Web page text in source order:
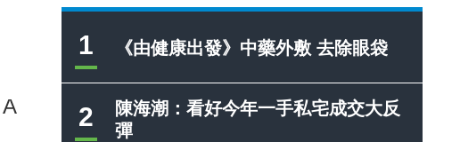
1 《由健康出發》中藥外敷 去除眼袋
2
陳海潮：看好今年一手私宅成交大反
彈
A